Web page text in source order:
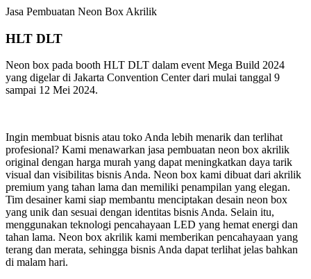
Jasa Pembuatan Neon Box Akrilik
HLT DLT
Neon box pada booth HLT DLT dalam event Mega Build 2024
yang digelar di Jakarta Convention Center dari mulai tanggal 9
sampai 12 Mei 2024.
Ingin membuat bisnis atau toko Anda lebih menarik dan terlihat
profesional? Kami menawarkan jasa pembuatan neon box akrilik
original dengan harga murah yang dapat meningkatkan daya tarik
visual dan visibilitas bisnis Anda. Neon box kami dibuat dari akrilik
premium yang tahan lama dan memiliki penampilan yang elegan.
Tim desainer kami siap membantu menciptakan desain neon box
yang unik dan sesuai dengan identitas bisnis Anda. Selain itu,
menggunakan teknologi pencahayaan LED yang hemat energi dan
tahan lama. Neon box akrilik kami memberikan pencahayaan yang
terang dan merata, sehingga bisnis Anda dapat terlihat jelas bahkan
di malam hari.